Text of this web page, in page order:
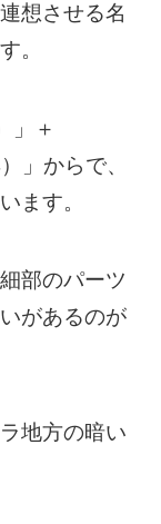
想させる名
。
」＋
」からで、
ます。
部のパーツ
があるのが
地方の暗い